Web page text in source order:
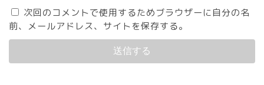
次回のコメントで使用するためブラウザーに自分の名
前、メールアドレス、サイトを保存する。